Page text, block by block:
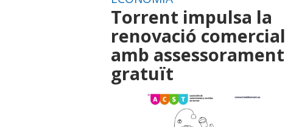
Torrent impulsa la
renovació comercial
amb assessorament
gratuït